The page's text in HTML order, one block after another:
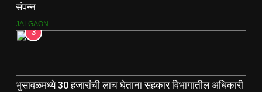
संपन्न
JALGAON
3
भुसावळमध्ये 30 हजारांची लाच घेताना सहकार विभागातील अधिकारी